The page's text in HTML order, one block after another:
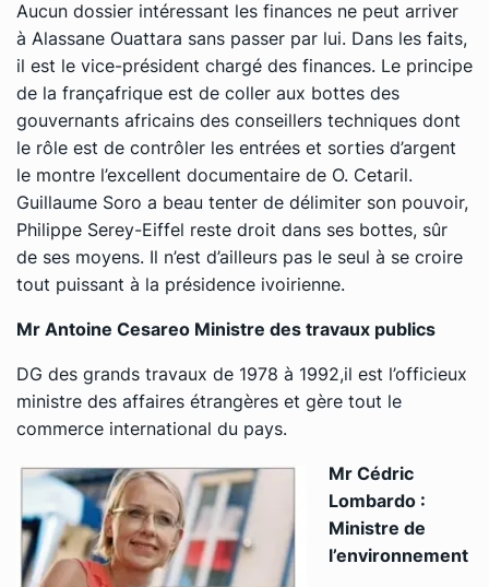
Aucun dossier intéressant les finances ne peut arriver
à Alassane Ouattara sans passer par lui. Dans les faits,
il est le vice-président chargé des finances. Le principe
de la françafrique est de coller aux bottes des
gouvernants africains des conseillers techniques dont
le rôle est de contrôler les entrées et sorties d’argent
le montre l’excellent documentaire de O. Cetaril.
Guillaume Soro a beau tenter de délimiter son pouvoir,
Philippe Serey-Eiffel reste droit dans ses bottes, sûr
de ses moyens. Il n’est d’ailleurs pas le seul à se croire
tout puissant à la présidence ivoirienne.
Mr Antoine Cesareo Ministre des travaux publics
DG des grands travaux de 1978 à 1992,il est l’officieux
ministre des affaires étrangères et gère tout le
commerce international du pays.
Mr Cédric
Lombardo :
Ministre de
l’environnement